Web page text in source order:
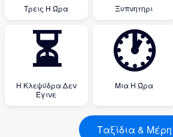
Τρεις Η Ώρα Ξυπνητηρι
⏳
Η Κλεψύδρα Δεν
Έγινε
🕐
Μια Η Ώρα
Ταξίδια & Μέρη